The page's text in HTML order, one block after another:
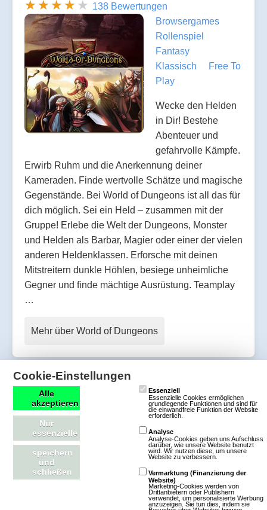
138 Bewertungen
Browsergames
Rollenspiel
Fantasy
Klassisch
Free To
Play
Wecke den Helden
in Dir! Bestehe
Abenteuer und
gefahrvolle Kämpfe.
Erwirb Ruhm und die Anerkennung deiner
Kameraden. Finde wertvolle Schätze und magische
Gegenstände. Bei World of Dungeons ist all das für
dich möglich. Sei ein Held – zusammen mit der
Gruppe! Erlebe die Welt der Dungeons, Monster
und Helden als Barbar, Magier oder einer der vielen
anderen Heldenklassen. Erforsche mit deinen
Mitstreitern dunkle Höhlen, besiege unheimliche
Gegner und finde mächtige Ausrüstung. Teamplay
…
Mehr über World of Dungeons
Neverwinter
Download-MMOs
Rollenspiel
Free To Play
Im MMORPG
Cookie-Einstellungen
Alle
akzeptieren
Nur
essenzielle
speichern
und
schließen
Essenziell
Essenzielle Cookies ermöglichen
grundlegende Funktionen und sind für
die einwandfreie Funktion der Website
erforderlich.
Analyse
Analyse-Cookies geben uns Aufschluss
darüber, wie unsere Website benutzt
wird. Wir nutzen diese, um unsere
Website zu verbessern.
Vermarktung (Finanzierung der
Website)
Marketing-Cookies werden von
Drittanbietern oder Publishern
verwendet, um personalisierte Werbung
anzuzeigen. Sie tun dies, indem sie